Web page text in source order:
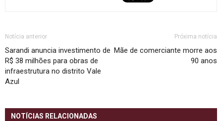
Notícia anterior
Sarandi anuncia investimento de
R$ 38 milhões para obras de
infraestrutura no distrito Vale
Azul
Próxima notícia
Mãe de comerciante morre aos
90 anos
NOTÍCIAS RELACIONADAS